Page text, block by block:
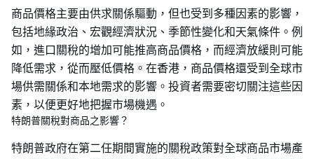
商品價格主要由供求關係驅動，但也受到多種因素的影響，
包括地緣政治、宏觀經濟狀況、季節性變化和天氣條件。例
如，進口關稅的增加可能推高商品價格，而經濟放緩則可能
降低需求，從而壓低價格。在香港，商品價格還受到全球市
場供需關係和本地需求的影響。投資者需要密切關注這些因
素，以便更好地把握市場機遇。
特朗普關稅對商品之影響？
特朗普政府在第二任期間實施的關稅政策對全球商品市場產